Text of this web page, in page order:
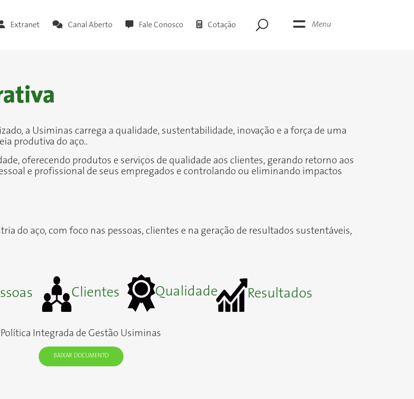
Extranet Canal Aberto Fale Conosco Cotação Menu
a Usiminas carrega a qualidade, sustentabilidade, inovação e a força de uma
produtiva do aço..
oferecendo produtos e serviços de qualidade aos clientes, gerando retorno aos
e profissional de seus empregados e controlando ou eliminando impactos
do aço, com foco nas pessoas, clientes e na geração de resultados sustentáveis,
Clientes Qualidade Resultados
Política Integrada de Gestão Usiminas
BAIXAR DOCUMENTO